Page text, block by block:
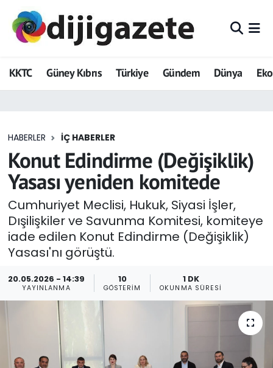
KKTC Güney Kıbrıs Türkiye Gündem Dünya
HABERLER İÇ HABERLER
Konut Edindirme (Değişiklik)
Yasası yeniden komitede
Cumhuriyet Meclisi, Hukuk, Siyasi İşler,
Dışilişkiler ve Savunma Komitesi, komiteye
iade edilen Konut Edindirme (Değişiklik)
Yasası'nı görüştü.
20.05.2026 - 14:39
YAYINLANMA
10
GÖSTERIM
1 DK
OKUNMA SÜRESI
ADVERTORIAL
Dijigazete
Eğitim
Ekonomi
Foto Galeri
GEZİ
Güncel
Gündem
KKTC
KKTC YEREL SEÇİM 2018
Hava Durumu
Trafik Durumu
Tüm Manşetler
Son Dakika Haberleri
Haber Arşivi